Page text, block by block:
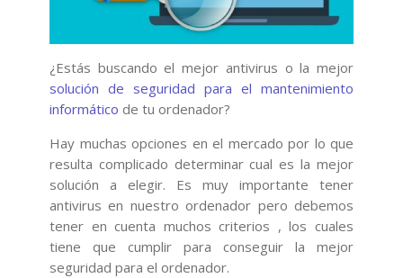
¿Estás buscando el mejor antivirus o la mejor
solución de seguridad para el mantenimiento
informático de tu ordenador?
Hay muchas opciones en el mercado por lo que
resulta complicado determinar cual es la mejor
solución a elegir. Es muy importante tener
antivirus en nuestro ordenador pero debemos
tener en cuenta muchos criterios , los cuales
tiene que cumplir para conseguir la mejor
seguridad para el ordenador.